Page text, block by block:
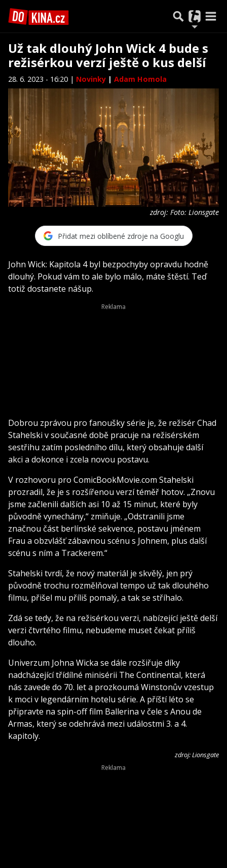
Už tak dlouhý John Wick 4 bude s
režisérkou verzí ještě o kus delší
28. 6. 2023 - 16:20 | Novinky | Adam Homola
zdroj: Foto: Lionsgate
Přidat mezi oblíbené zdroje na Googlu
John Wick: Kapitola 4 byl bezpochyby opravdu hodně
dlouhý. Pokud vám to ale bylo málo, máte štěstí. Teď
totiž dostanete nášup.
Dobrou zprávou pro fanoušky série je, že režisér Chad
Stahelski v současné době pracuje na režisérském
sestřihu zatím posledního dílu, který obsahuje další
akci a dokonce i zcela novou postavu.
V rozhovoru pro ComicBookMovie.com Stahelski
prozradil, že je s rozšířenou verzí téměř hotov. „Znovu
jsme začlenili dalších asi 10 až 15 minut, které byly
původně vynechány,“ zmiňuje. „Odstranili jsme
značnou část berlínské sekvence, postavu jménem
Frau a obzvlášť zábavnou scénu s Johnem, plus další
scénu s ním a Trackerem.“
Stahelski tvrdí, že nový materiál je skvělý, jen prý
původně trochu rozmělňoval tempo už tak dlouhého
filmu, přišel mu příliš pomalý, a tak se stříhalo.
Zdá se tedy, že na režisérkou verzi, nabízející ještě delší
verzi čtvrtého filmu, nebudeme muset čekat příliš
dlouho.
Univerzum Johna Wicka se dále rozšiřuje díky
nadcházející třídílné minisérii The Continental, která
nás zavede do 70. let a prozkoumá Winstonův vzestup
k moci v legendárním hotelu série. A příští léto se
připravte na spin-off film Ballerina v čele s Anou de
Armas, který se odehrává mezi událostmi 3. a 4.
kapitoly.
zdroj: Lionsgate